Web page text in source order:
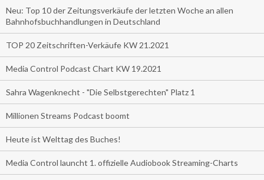
Neu: Top 10 der Zeitungsverkäufe der letzten Woche an allen
Bahnhofsbuchhandlungen in Deutschland
TOP 20 Zeitschriften-Verkäufe KW 21.2021
Media Control Podcast Chart KW 19.2021
Sahra Wagenknecht - "Die Selbstgerechten" Platz 1
Millionen Streams Podcast boomt
Heute ist Welttag des Buches!
Media Control launcht 1. offizielle Audiobook Streaming-Charts